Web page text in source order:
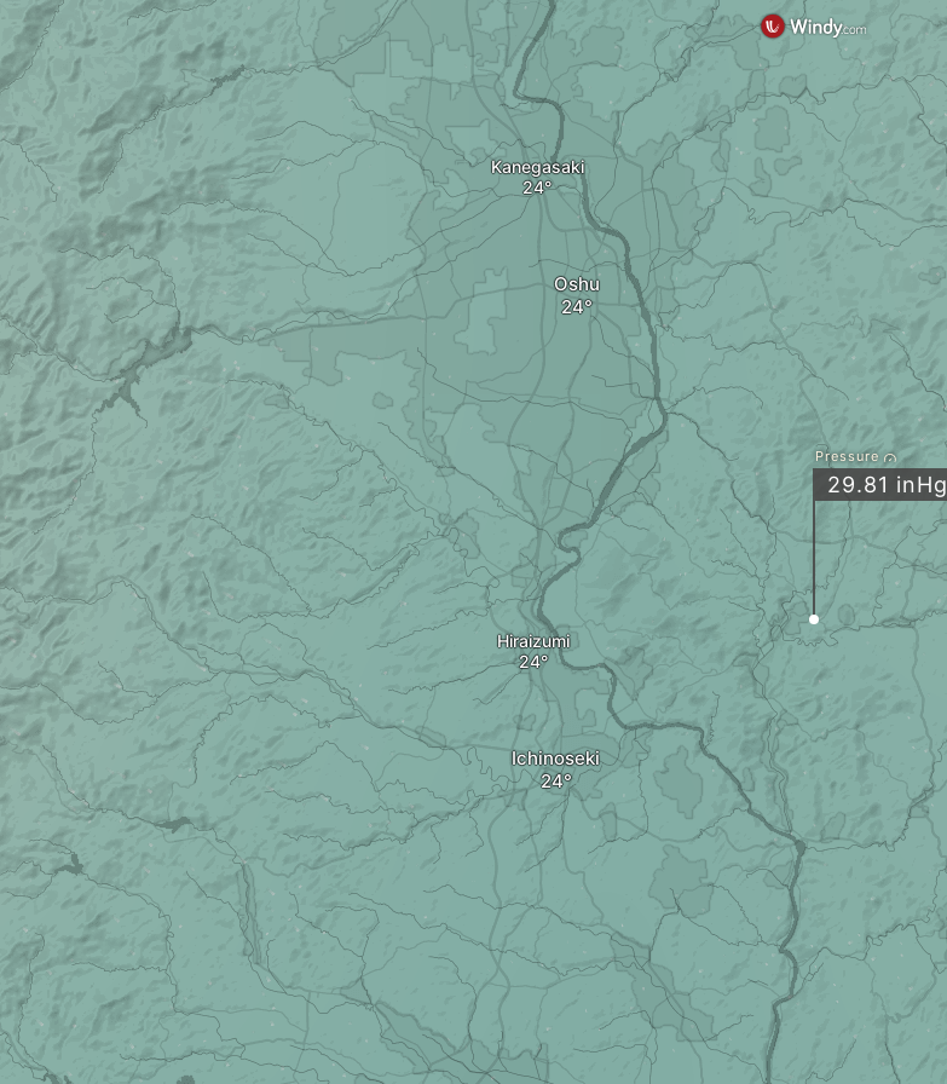
Hiraizumi
Kanegasaki
Oshu
Ichinoseki
Pressure
29.81 inHg